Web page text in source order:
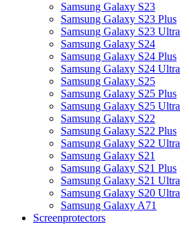
Samsung Galaxy S23
Samsung Galaxy S23 Plus
Samsung Galaxy S23 Ultra
Samsung Galaxy S24
Samsung Galaxy S24 Plus
Samsung Galaxy S24 Ultra
Samsung Galaxy S25
Samsung Galaxy S25 Plus
Samsung Galaxy S25 Ultra
Samsung Galaxy S22
Samsung Galaxy S22 Plus
Samsung Galaxy S22 Ultra
Samsung Galaxy S21
Samsung Galaxy S21 Plus
Samsung Galaxy S21 Ultra
Samsung Galaxy S20 Ultra
Samsung Galaxy A71
Screenprotectors